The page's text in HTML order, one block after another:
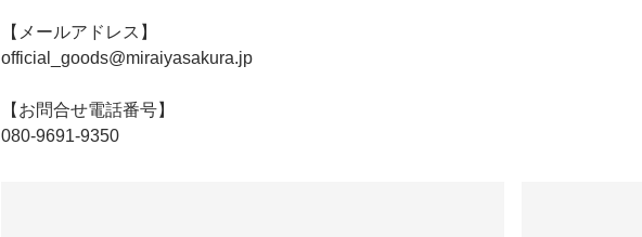
【メールアドレス】
official_goods@miraiyasakura.jp
【お問合せ電話番号】
080-9691-9350